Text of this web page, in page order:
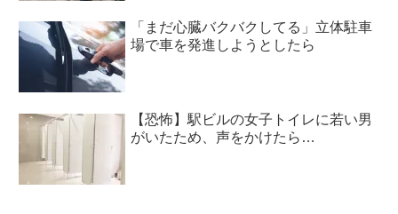
「まだ心臓バクバクしてる」立体駐車
場で車を発進しようとしたら
【恐怖】駅ビルの女子トイレに若い男
がいたため、声をかけたら…